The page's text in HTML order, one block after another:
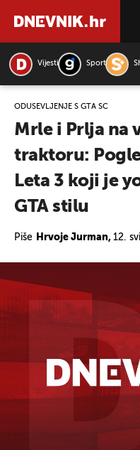
Vijesti Sport
ODUŠEVLJENJE S GTA ŠČ
Mrle i Prlja na
traktoru:
Leta 3 koji je
GTA stilu
Piše Hrvoje Jurman, 12.
PRETRAŽITE VIJESTI